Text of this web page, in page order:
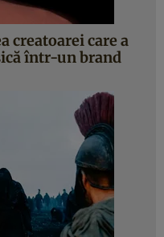
creatoarei care a
într-un brand